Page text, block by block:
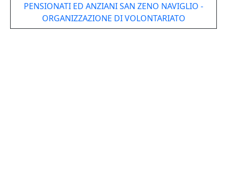
PENSIONATI ED ANZIANI SAN ZENO NAVIGLIO -
ORGANIZZAZIONE DI VOLONTARIATO